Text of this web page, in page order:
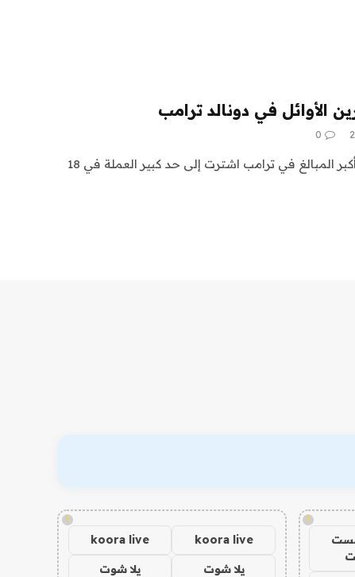
الأوائل في دونالد ترامب
0
محافظ التشفير التي استثمرت أكبر المبالغ في ترامب اشترت إلى حد كبير العملة في 18
!
!
koora live
koora live
يلا شوت يلا شوت